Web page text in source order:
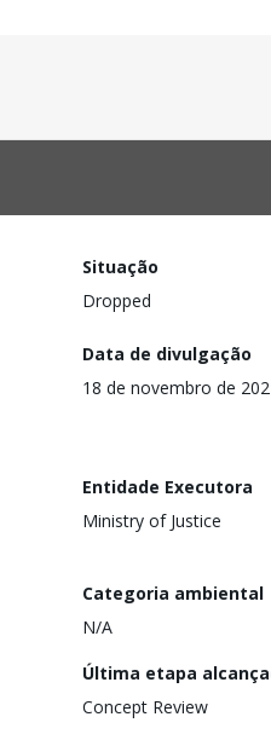
Situação
Dropped
Data de divulgação
18 de novembro de
Entidade Executora
Ministry of Justice
Categoria ambiental
N/A
Última etapa
Concept Review